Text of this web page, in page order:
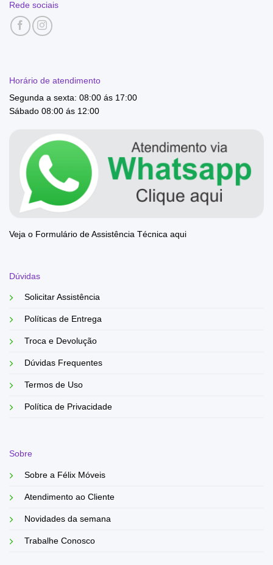
Rede sociais
Horário de atendimento
Segunda a sexta: 08:00 ás 17:00
Sábado 08:00 ás 12:00
Veja o Formulário de Assistência Técnica aqui
Dúvidas
Solicitar Assistência
Políticas de Entrega
Troca e Devolução
Dúvidas Frequentes
Termos de Uso
Política de Privacidade
Sobre
Sobre a Félix Móveis
Atendimento ao Cliente
Novidades da semana
Trabalhe Conosco